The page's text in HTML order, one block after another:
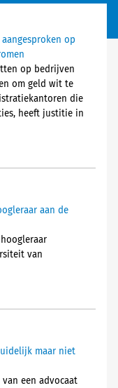
op
op bedrijven
om geld wit te
die
heeft justitie in
aan de
van
maar niet
een advocaat